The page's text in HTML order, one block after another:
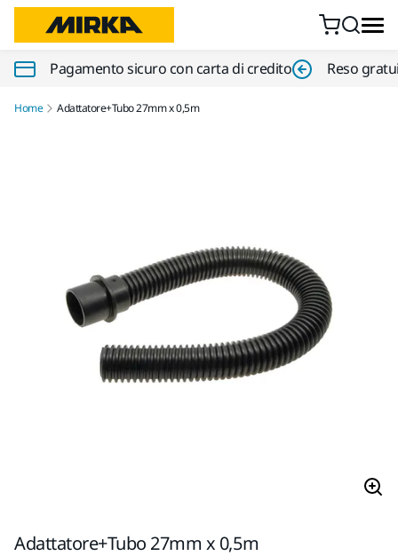
Pagamento sicuro con carta di credito Reso
Home Adattatore+Tubo 27mm x 0,5m
Adattatore+Tubo 27mm x 0,5m